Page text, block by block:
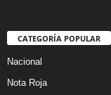
CATEGORÍA POPULAR
Nacional
Nota Roja